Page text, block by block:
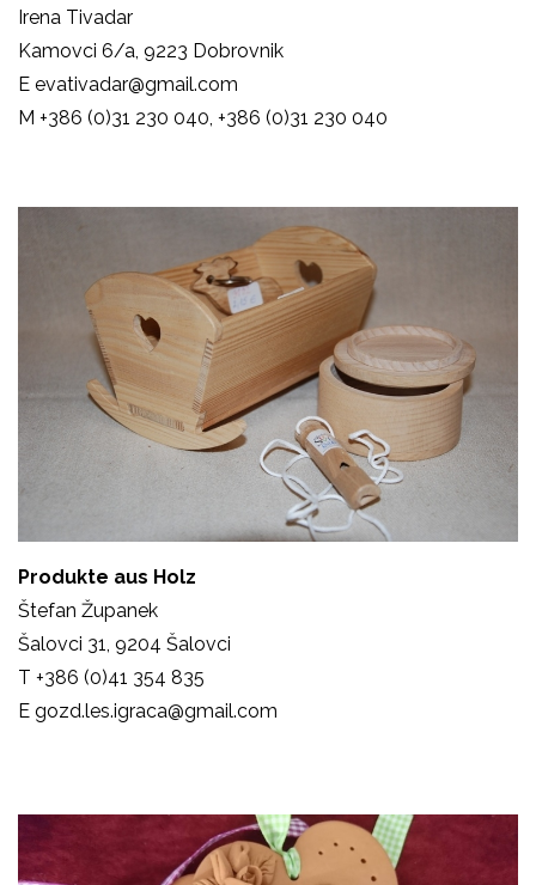
Irena Tivadar
Kamovci 6/a, 9223 Dobrovnik
E evativadar@gmail.com
M +386 (0)31 230 040, +386 (0)31 230 040
Produkte aus Holz
Štefan Županek
Šalovci 31, 9204 Šalovci
T +386 (0)41 354 835
E gozd.les.igraca@gmail.com